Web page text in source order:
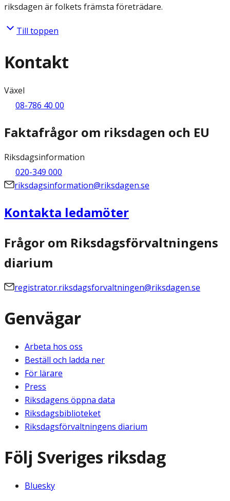
riksdagen är folkets främsta företrädare.
Till toppen
Kontakt
Växel
08-786 40 00
Faktafrågor om riksdagen och EU
Riksdagsinformation
020-349 000
riksdagsinformation@riksdagen.se
Kontakta ledamöter
Frågor om Riksdagsförvaltningens
diarium
registrator.riksdagsforvaltningen@riksdagen.se
Genvägar
Arbeta hos oss
Beställ och ladda ner
För lärare
Press
Riksdagens öppna data
Riksdagsbiblioteket
Riksdagsförvaltningens diarium
Följ Sveriges riksdag
Bluesky